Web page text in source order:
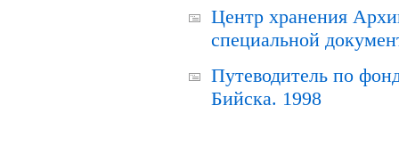
Центр хранения
специальной
Путеводитель по
Бийска. 1998